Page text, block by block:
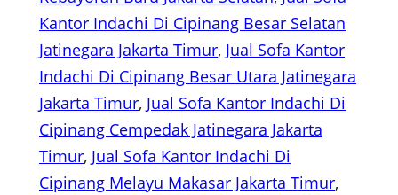
Kantor Indachi Di Cipinang Besar Selatan
Jatinegara Jakarta Timur, Jual Sofa Kantor
Indachi Di Cipinang Besar Utara Jatinegara
Jakarta Timur, Jual Sofa Kantor Indachi Di
Cipinang Cempedak Jatinegara Jakarta
Timur, Jual Sofa Kantor Indachi Di
Cipinang Melayu Makasar Jakarta Timur